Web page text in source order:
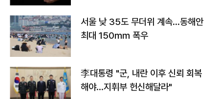
서울 낮 35도 무더위 계속…동해안
최대 150㎜ 폭우
李대통령 "군, 내란 이후 신뢰 회복
해야…지휘부 헌신해달라"